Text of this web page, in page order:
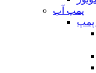
پمپ آب
پمپ